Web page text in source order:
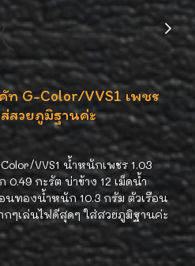
ท G-Color/VVS1 เพชร
ส่สวยภูมิฐานค่ะ
VVS1 น้ำหนักเพชร 1.03
กะรัต บ่าข้าง 12 เม็ดน้ำ
นทองน้ำหนัก 10.3 กรัม ตัวเรือน
กๆเล่นไฟดีสุดๆ ใส่สวยภูมิฐานค่ะ